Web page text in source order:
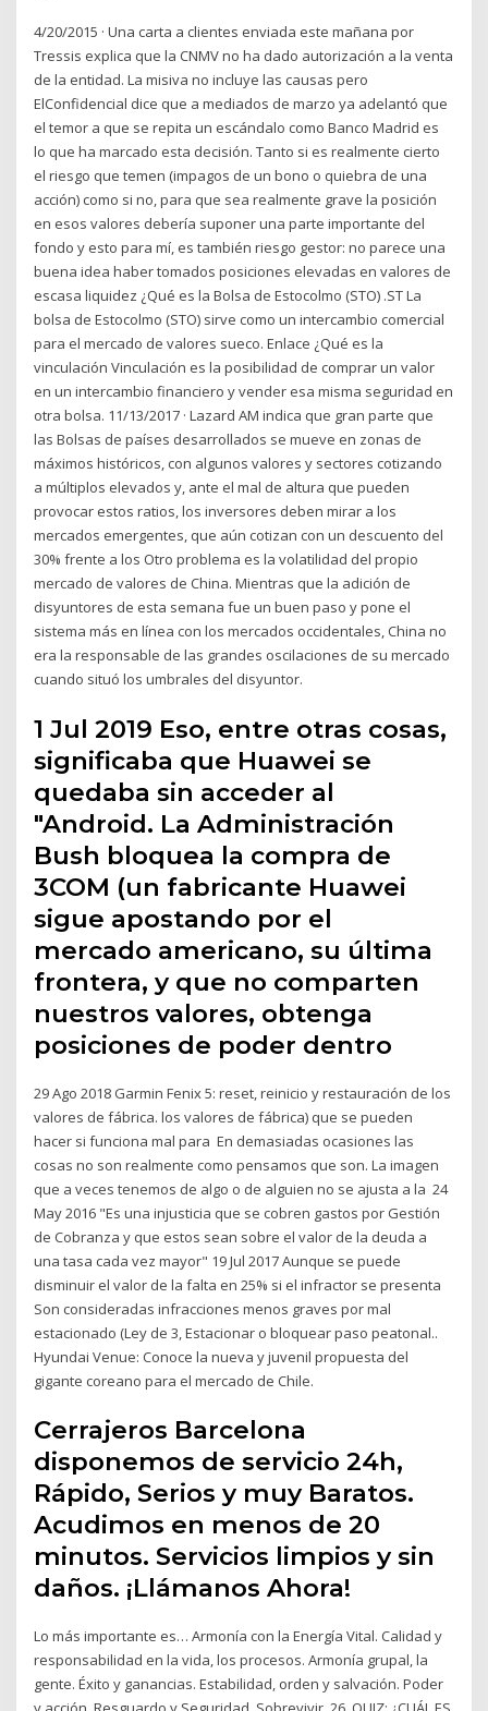
4/20/2015 · Una carta a clientes enviada este mañana por
Tressis explica que la CNMV no ha dado autorización a la venta
de la entidad. La misiva no incluye las causas pero
ElConfidencial dice que a mediados de marzo ya adelantó que
el temor a que se repita un escándalo como Banco Madrid es
lo que ha marcado esta decisión. Tanto si es realmente cierto
el riesgo que temen (impagos de un bono o quiebra de una
acción) como si no, para que sea realmente grave la posición
en esos valores debería suponer una parte importante del
fondo y esto para mí, es también riesgo gestor: no parece una
buena idea haber tomados posiciones elevadas en valores de
escasa liquidez ¿Qué es la Bolsa de Estocolmo (STO) .ST La
bolsa de Estocolmo (STO) sirve como un intercambio comercial
para el mercado de valores sueco. Enlace ¿Qué es la
vinculación Vinculación es la posibilidad de comprar un valor
en un intercambio financiero y vender esa misma seguridad en
otra bolsa. 11/13/2017 · Lazard AM indica que gran parte que
las Bolsas de países desarrollados se mueve en zonas de
máximos históricos, con algunos valores y sectores cotizando
a múltiplos elevados y, ante el mal de altura que pueden
provocar estos ratios, los inversores deben mirar a los
mercados emergentes, que aún cotizan con un descuento del
30% frente a los Otro problema es la volatilidad del propio
mercado de valores de China. Mientras que la adición de
disyuntores de esta semana fue un buen paso y pone el
sistema más en línea con los mercados occidentales, China no
era la responsable de las grandes oscilaciones de su mercado
cuando situó los umbrales del disyuntor.
1 Jul 2019 Eso, entre otras cosas,
significaba que Huawei se
quedaba sin acceder al
"Android. La Administración
Bush bloquea la compra de
3COM (un fabricante Huawei
sigue apostando por el
mercado americano, su última
frontera, y que no comparten
nuestros valores, obtenga
posiciones de poder dentro
29 Ago 2018 Garmin Fenix 5: reset, reinicio y restauración de los
valores de fábrica. los valores de fábrica) que se pueden
hacer si funciona mal para En demasiadas ocasiones las
cosas no son realmente como pensamos que son. La imagen
que a veces tenemos de algo o de alguien no se ajusta a la 24
May 2016 "Es una injusticia que se cobren gastos por Gestión
de Cobranza y que estos sean sobre el valor de la deuda a
una tasa cada vez mayor" 19 Jul 2017 Aunque se puede
disminuir el valor de la falta en 25% si el infractor se presenta
Son consideradas infracciones menos graves por mal
estacionado (Ley de 3, Estacionar o bloquear paso peatonal..
Hyundai Venue: Conoce la nueva y juvenil propuesta del
gigante coreano para el mercado de Chile.
Cerrajeros Barcelona
disponemos de servicio 24h,
Rápido, Serios y muy Baratos.
Acudimos en menos de 20
minutos. Servicios limpios y sin
daños. ¡Llámanos Ahora!
Lo más importante es… Armonía con la Energía Vital. Calidad y
responsabilidad en la vida, los procesos. Armonía grupal, la
gente. Éxito y ganancias. Estabilidad, orden y salvación. Poder